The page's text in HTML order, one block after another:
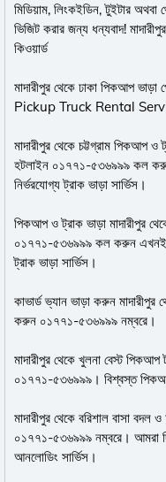
মিডিয়াম, লিংকইডিন, টুইটার
ভিজিট করার জন্য ধন্যবাদ!
কিওয়ার্ড
মাদারীপুর থেকে ঢাকা পিকআপ
Pickup Truck Rental
মাদারীপুর থেকে চট্টগ্রাম
হটলাইন ০১৭৭১-৫৩৬৯৯৯ কল
নির্ভরযোগ্য ট্রাক ভাড়া সার্ভিস।
পিকআপ ও ট্রাক ভাড়া মাদারীপুর
০১৭৭১-৫৩৬৯৯৯ কল করুন এখনই!
ট্রাক ভাড়া সার্ভিস।
কাভার্ড ভ্যান ভাড়া করুন
করুন ০১৭৭১-৫৩৬৯৯৯ নম্বরে।
মাদারীপুর থেকে খুলনা বেস্ট
০১৭৭১-৫৩৬৯৯৯। বিশ্বস্ত পিকআপ
মাদারীপুর থেকে বরিশাল বাসা
০১৭৭১-৫৩৬৯৯৯ নম্বরে। আমরা
আনলোডিং সার্ভিস।